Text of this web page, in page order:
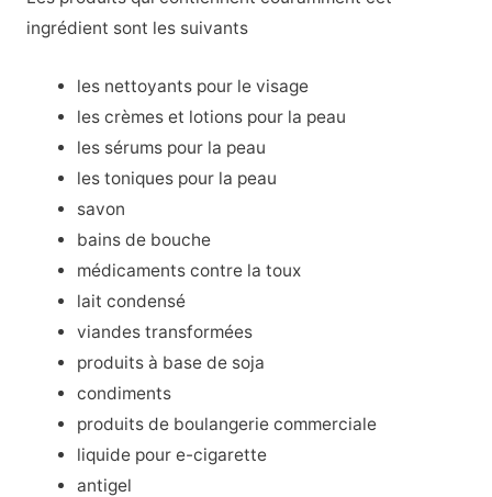
ingrédient sont les suivants
les nettoyants pour le visage
les crèmes et lotions pour la peau
les sérums pour la peau
les toniques pour la peau
savon
bains de bouche
médicaments contre la toux
lait condensé
viandes transformées
produits à base de soja
condiments
produits de boulangerie commerciale
liquide pour e-cigarette
antigel